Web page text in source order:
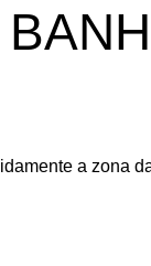
a zona